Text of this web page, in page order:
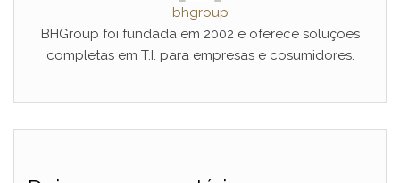
bhgroup
BHGroup foi fundada em 2002 e oferece soluções
completas em T.I. para empresas e cosumidores.